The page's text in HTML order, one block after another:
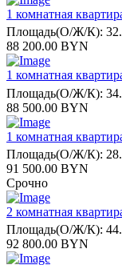
1 комнатная
Площадь(О/Ж/К):
88 200.00 BYN
1 комнатная
Площадь(О/Ж/К):
88 500.00 BYN
1 комнатная
Площадь(О/Ж/К):
91 500.00 BYN
Срочно
2 комнатная
Площадь(О/Ж/К):
92 800.00 BYN